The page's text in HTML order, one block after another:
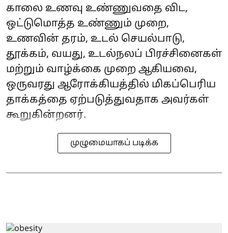
காலை உணவு உண்ணுவதை விட,
ஒட்டுமொத்த உண்ணும் முறை,
உணவின் தரம், உடல் செயல்பாடு,
தூக்கம், வயது, உடல்நலப் பிரச்சினைகள்
மற்றும் வாழ்க்கை முறை ஆகியவை,
ஒருவரது ஆரோக்கியத்தில் மிகப்பெரிய
தாக்கத்தை ஏற்படுத்துவதாக அவர்கள்
கூறுகின்றனர்.
முழுமையாகப் படிக்க